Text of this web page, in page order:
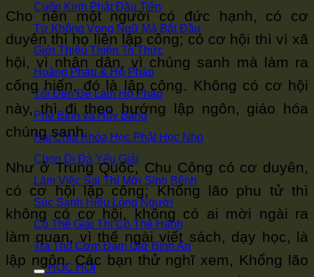
Cuốn Kinh Phật Đầu Tiên
Từ Không Vọng Ngữ Mà Bắt Đầu
Giới Thiệu Thiện Tri Thức
Hoằng Pháp & Hộ Pháp
Tôi Đến Để Làm Hộ Pháp
Phê Bình và Hủy Báng
Hai Chìa Khóa Học Phật Học Nho
Chọn Di Đà Yếu Giải
Làm Việc Sai Thì Mới Sinh Bệnh
Súc Sanh Hiểu Lòng Người
Có Thể Giải Thì Có Thể Hành
Trà Thô Cơm Đạm Giữ Bình An
HỌC HỘI
Cho nên một người có đức hạnh, có cơ
duyên thì họ liền lập công; có cơ hội thì vì xã
hội, vì nhân dân, vì chúng sanh mà làm ra
cống hiến, đó là lập công. Không có cơ hội
này, thì đi theo hướng lập ngôn, giáo hóa
chúng sanh.
Như ở Trung Quốc, Chu Công có cơ duyên,
có cơ hội lập công; Khổng lão phu tử thì
không có cơ hội, không có ai mời ngài ra
làm quan, vì thế ngài viết sách, dạy học, là
lập ngôn. Các bạn thử nghĩ xem, Khổng lão